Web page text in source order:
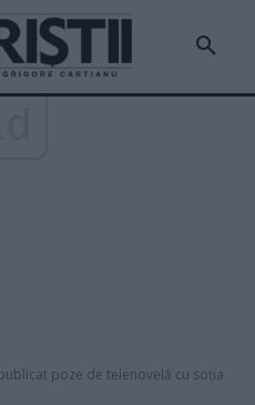
poze de telenovelă cu soția